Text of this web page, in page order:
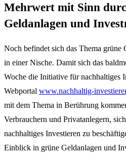
Mehrwert mit Sinn
Geldanlagen und
Noch befindet sich das Thema grüne
in einer Nische. Damit sich das
Woche die Initiative für nachhaltiges
Webportal www.nachhaltig-
mit dem Thema in Berührung
Verbrauchern und Privatanlegern,
nachhaltiges Investieren zu
Einblick in grüne Geldanlagen und